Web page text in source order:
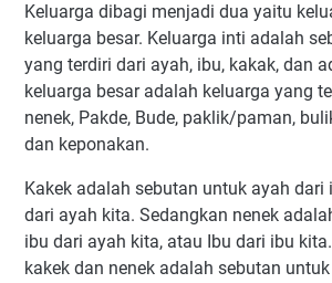
Keluarga dibagi menjadi dua yaitu
keluarga besar. Keluarga inti adalah
yang terdiri dari ayah, ibu, kakak, dan
keluarga besar adalah keluarga yang
nenek, Pakde, Bude, paklik/paman,
dan keponakan.
Kakek adalah sebutan untuk ayah dari
dari ayah kita. Sedangkan nenek
ibu dari ayah kita, atau Ibu dari ibu
kakek dan nenek adalah sebutan